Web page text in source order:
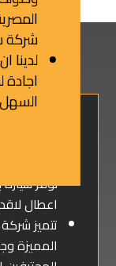
شركة
لدينا
اجادة
نوفر
اعطال
تتميز
المميزة